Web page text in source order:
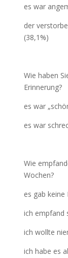
es war
der
(38,1%)
Wie haben
Erinnerung?
es war
es war
Wie
Wochen?
es gab keine
ich empfand
ich wollte
ich habe es